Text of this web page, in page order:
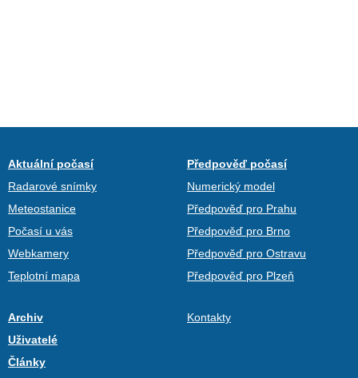
Aktuální počasí
Radarové snímky
Meteostanice
Počasí u vás
Webkamery
Teplotní mapa
Předpověď počasí
Numerický model
Předpověď pro Prahu
Předpověď pro Brno
Předpověď pro Ostravu
Předpověď pro Plzeň
Archiv
Uživatelé
Články
Kontakty